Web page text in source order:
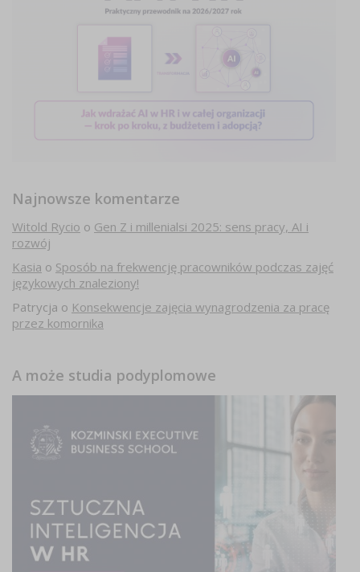
Najnowsze komentarze
Witold Rycio o Gen Z i millenialsi 2025: sens pracy, AI i
rozwój
Kasia o Sposób na frekwencję pracowników podczas zajęć
językowych znaleziony!
Patrycja o Konsekwencje zajęcia wynagrodzenia za pracę
przez komornika
A może studia podyplomowe